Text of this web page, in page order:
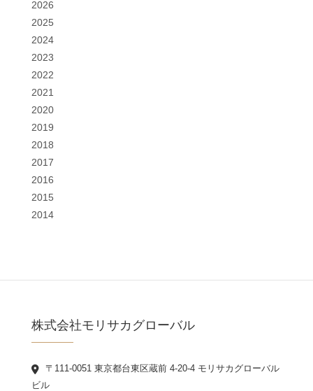
2026
2025
2024
2023
2022
2021
2020
2019
2018
2017
2016
2015
2014
株式会社モリサカグローバル
〒111-0051 東京都台東区蔵前 4-20-4 モリサカグローバル
ビル